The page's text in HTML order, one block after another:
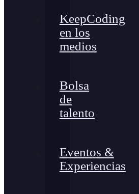
KeepCoding
en los
medios
Bolsa
de
talento
Eventos &
Experiencias